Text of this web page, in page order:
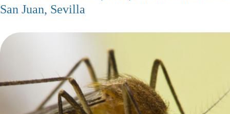
San Juan, Sevilla